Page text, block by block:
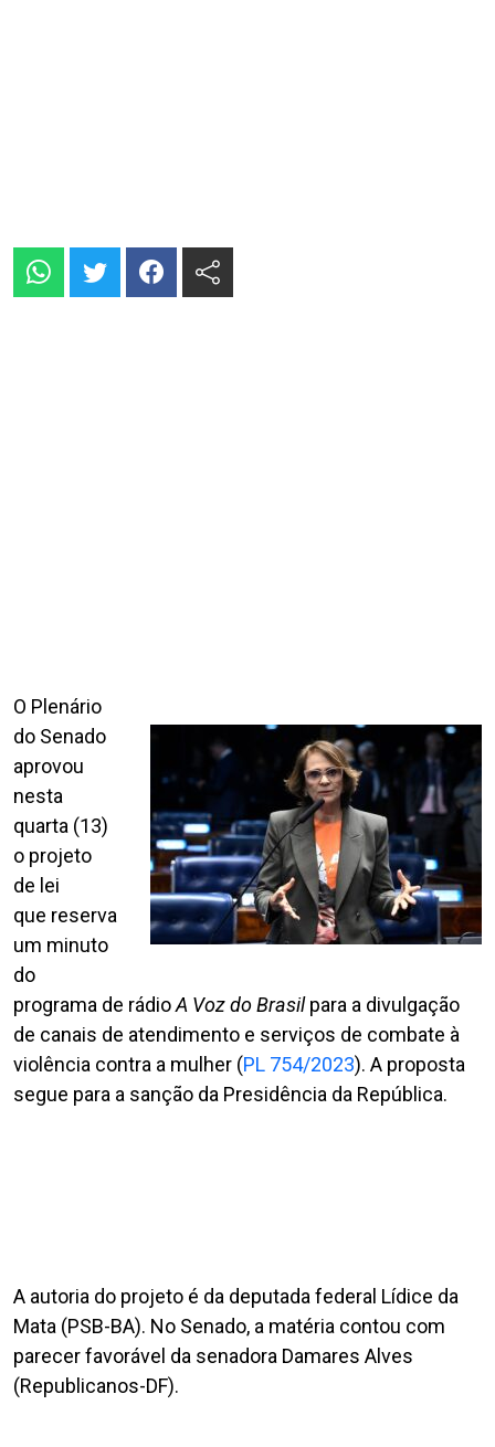
O Plenário
do Senado
aprovou
nesta
quarta (13)
o projeto
de lei
que reserva
um minuto
do
programa de rádioA Voz do Brasilpara a divulgação
de canais de atendimento e serviços de combate à
violência contra a mulher (PL 754/2023). A proposta
segue para a sanção da Presidência da República.
A autoria do projeto é da deputada federal Lídice da
Mata (PSB-BA). No Senado, a matéria contou com
parecer favorável da senadora Damares Alves
(Republicanos-DF).